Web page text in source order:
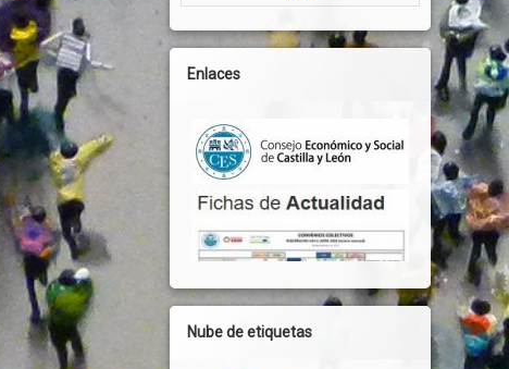
Enlaces
Nube de etiquetas